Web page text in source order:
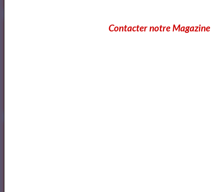
Cours Ateliers FormationsContacter notre Magazine